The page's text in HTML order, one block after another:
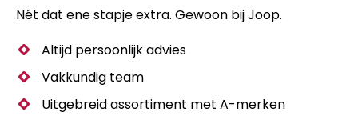
Nét dat ene stapje extra. Gewoon bij Joop.
Altijd persoonlijk advies
Vakkundig team
Uitgebreid assortiment met A-merken